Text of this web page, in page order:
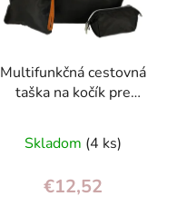
Multifunkčná cestovná
taška na kočík pre
čierna
Skladom (4 ks)
€12,52